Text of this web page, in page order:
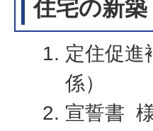
住宅の新築
定住促進
係）
宣誓書